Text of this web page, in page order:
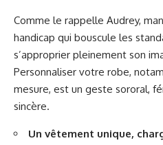
Comme le rappelle Audrey,
handicap qui bouscule les
s’approprier pleinement son
Personnaliser votre robe,
mesure, est un geste sororal,
sincère.
Un vêtement unique,